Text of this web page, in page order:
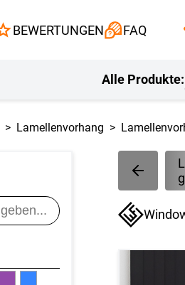
BEWERTUNGEN FAQ
Alle Produkte:
Lamellenvorhang